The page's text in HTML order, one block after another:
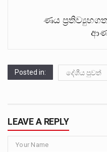
ණය
Posted in: දේශීය පුවත්
LEAVE A REPLY